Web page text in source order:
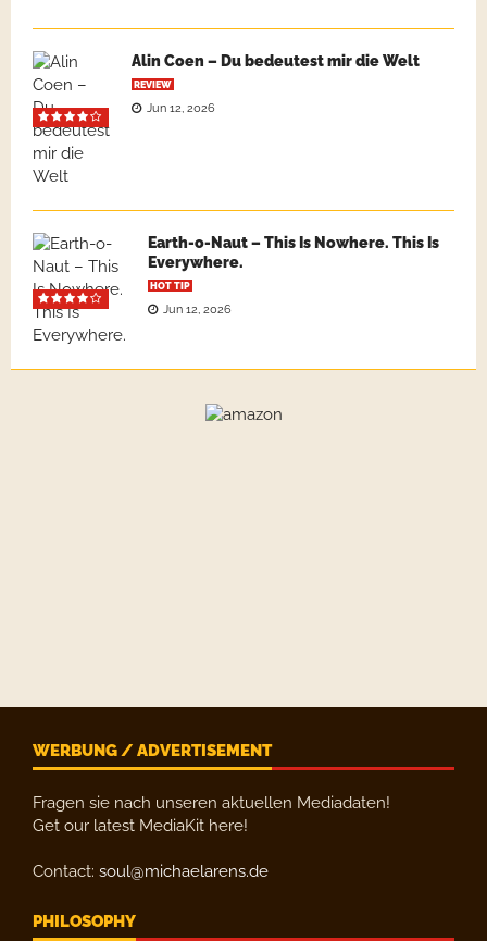
Alin Coen – Du bedeutest mir die Welt
REVIEW
Jun 12, 2026
Earth-o-Naut – This Is Nowhere. This Is
Everywhere.
HOT TIP
Jun 12, 2026
WERBUNG / ADVERTISEMENT
Fragen sie nach unseren aktuellen Mediadaten!
Get our latest MediaKit here!
Contact: soul@michaelarens.de
PHILOSOPHY